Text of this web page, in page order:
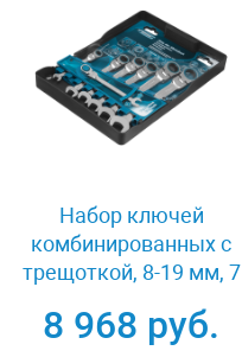
Набор ключей
комбинированных с
трещоткой, 8-19 мм, 7
Gross 14891
8 968 руб.